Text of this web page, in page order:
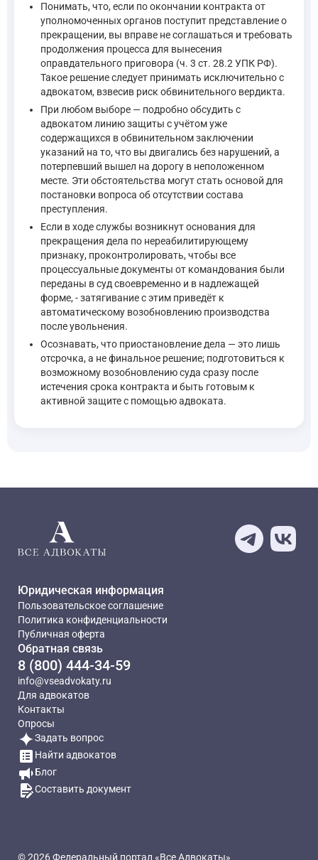
Понимать, что, если по окончании контракта от
уполномоченных органов поступит представление о
прекращении, вы вправе не соглашаться и требовать
продолжения процесса для вынесения
оправдательного приговора (ч. 3 ст. 28.2 УПК РФ).
Такое решение следует принимать исключительно с
адвокатом, взвесив риск обвинительного вердикта.
При любом выборе — подробно обсудить с
адвокатом линию защиты с учётом уже
содержащихся в обвинительном заключении
указаний на то, что вы двигались без нарушений, а
потерпевший вышел на дорогу в неположенном
месте. Эти обстоятельства могут стать основой для
постановки вопроса об отсутствии состава
преступления.
Если в ходе службы возникнут основания для
прекращения дела по нереабилитирующему
признаку, проконтролировать, чтобы все
процессуальные документы от командования были
переданы в суд своевременно и в надлежащей
форме, - затягивание с этим приведёт к
автоматическому возобновлению производства
после увольнения.
Осознавать, что приостановление дела — это лишь
отсрочка, а не финальное решение; подготовиться к
возможному возобновлению суда сразу после
истечения срока контракта и быть готовым к
активной защите с помощью адвоката.
Юридическая информация
Пользовательское соглашение
Политика конфиденциальности
Публичная оферта
Обратная связь
8 (800) 444-34-59
info@vseadvokaty.ru
Для адвокатов
Контакты
Опросы
Задать вопрос
Найти адвокатов
Блог
Составить документ
© 2026 Федеральный портал «Все Адвокаты»